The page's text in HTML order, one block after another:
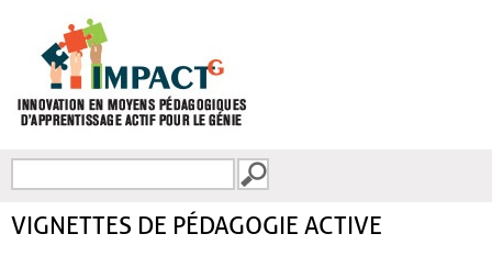
FORMULAIRE DE
VIGNETTES DE PÉDAGOGIE ACTIVE